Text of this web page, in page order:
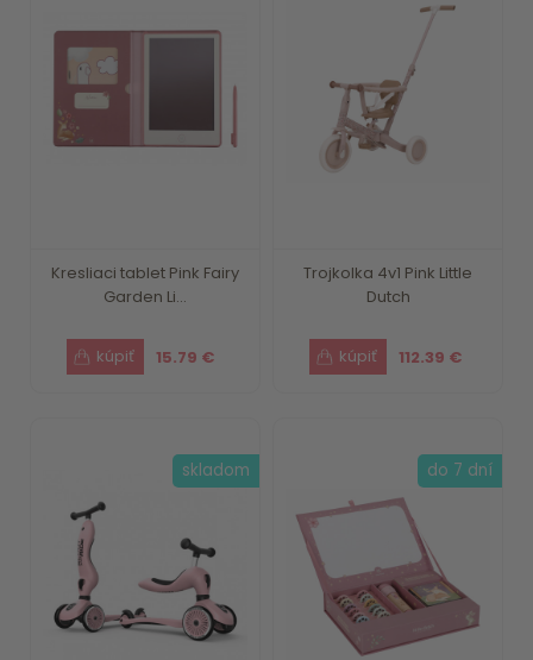
Kresliaci tablet Pink Fairy
Garden Li...
15.79 €
Trojkolka 4v1 Pink Little
Dutch
112.39 €
skladom do 7 dní